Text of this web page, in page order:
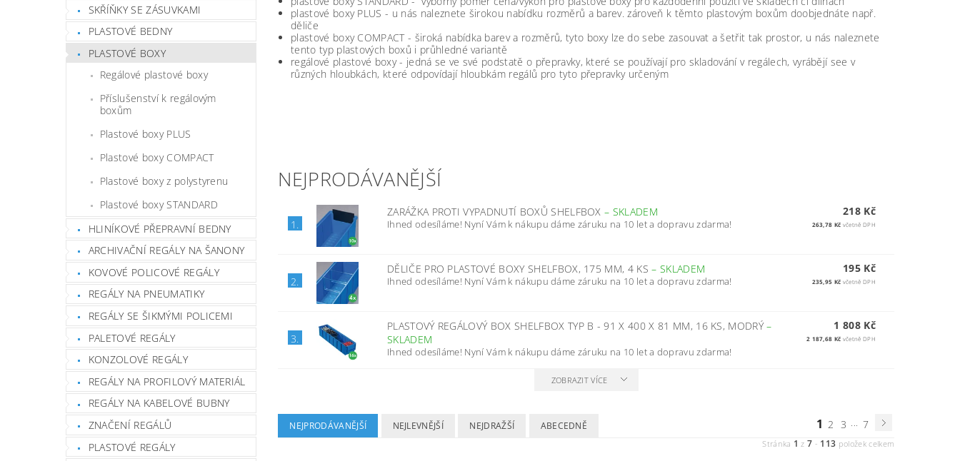
SKŘÍŇKY SE ZÁSUVKAMI
PLASTOVÉ BEDNY
PLASTOVÉ BOXY
Regálové plastové boxy
Příslušenství k regálovým
boxům
Plastové boxy PLUS
Plastové boxy COMPACT
Plastové boxy z polystyrenu
Plastové boxy STANDARD
HLINÍKOVÉ PŘEPRAVNÍ BEDNY
ARCHIVAČNÍ REGÁLY NA ŠANONY
KOVOVÉ POLICOVÉ REGÁLY
REGÁLY NA PNEUMATIKY
REGÁLY SE ŠIKMÝMI POLICEMI
PALETOVÉ REGÁLY
KONZOLOVÉ REGÁLY
REGÁLY NA PROFILOVÝ MATERIÁL
REGÁLY NA KABELOVÉ BUBNY
ZNAČENÍ REGÁLŮ
PLASTOVÉ REGÁLY
plastové boxy PLUS - u nás naleznete širokou nabídku rozměrů a barev. zároveň k těmto plastovým boxům doobjednáte např.
děliče
plastové boxy COMPACT - široká nabídka barev a rozměrů, tyto boxy lze do sebe zasouvat a šetřit tak prostor, u nás naleznete
tento typ plastových boxů i průhledné variantě
regálové plastové boxy - jedná se ve své podstatě o přepravky, které se používají pro skladování v regálech, vyrábějí see v
různých hloubkách, které odpovídají hloubkám regálů pro tyto přepravky určeným
NEJPRODÁVANĚJŠÍ
1.
ZARÁŽKA PROTI VYPADNUTÍ BOXŮ SHELFBOX– SKLADEM
Ihned odesíláme! Nyní Vám k nákupu dáme záruku na 10 let a dopravu zdarma!
218 Kč
263,78 Kč včetně DPH
2.
DĚLIČE PRO PLASTOVÉ BOXY SHELFBOX, 175 MM, 4 KS– SKLADEM
Ihned odesíláme! Nyní Vám k nákupu dáme záruku na 10 let a dopravu zdarma!
195 Kč
235,95 Kč včetně DPH
3.
PLASTOVÝ REGÁLOVÝ BOX SHELFBOX TYP B - 91 X 400 X 81 MM, 16 KS, MODRÝ–
SKLADEM
Ihned odesíláme! Nyní Vám k nákupu dáme záruku na 10 let a dopravu zdarma!
1 808 Kč
2 187,68 Kč včetně DPH
ZOBRAZIT VÍCE
NEJPRODÁVANĚJŠÍ NEJLEVNĚJŠÍ NEJDRAŽŠÍ ABECEDNĚ 1 2 3 ... 7
Stránka 1 z7 - 113 položek celkem